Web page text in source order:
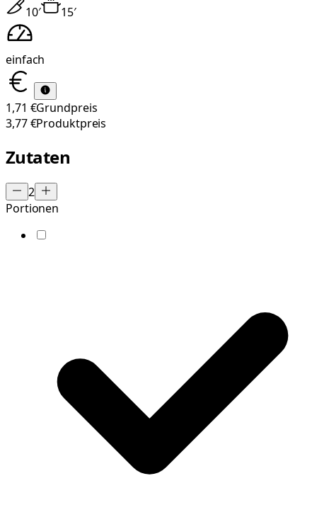
10′ 15′
einfach
1,71 €Grundpreis
3,77 €Produktpreis
Zutaten
2
Portionen